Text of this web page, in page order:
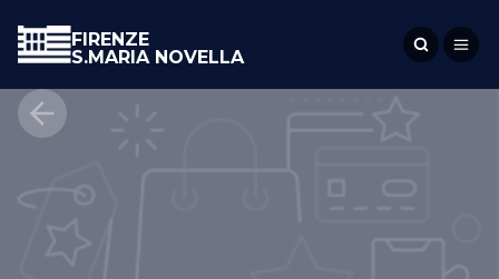
FIRENZE
S.MARIA NOVELLA